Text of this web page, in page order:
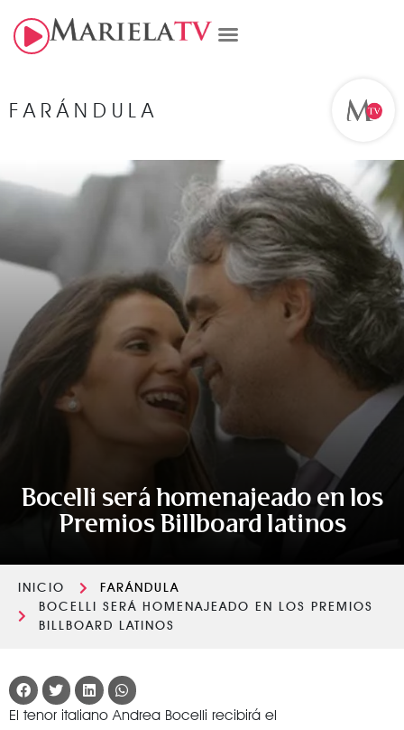
FARÁNDULA
Bocelli será homenajeado en los
Premios Billboard latinos
INICIO
FARÁNDULA
BOCELLI SERÁ HOMENAJEADO EN LOS PREMIOS
BILLBOARD LATINOS
El tenor italiano Andrea Bocelli recibirá el